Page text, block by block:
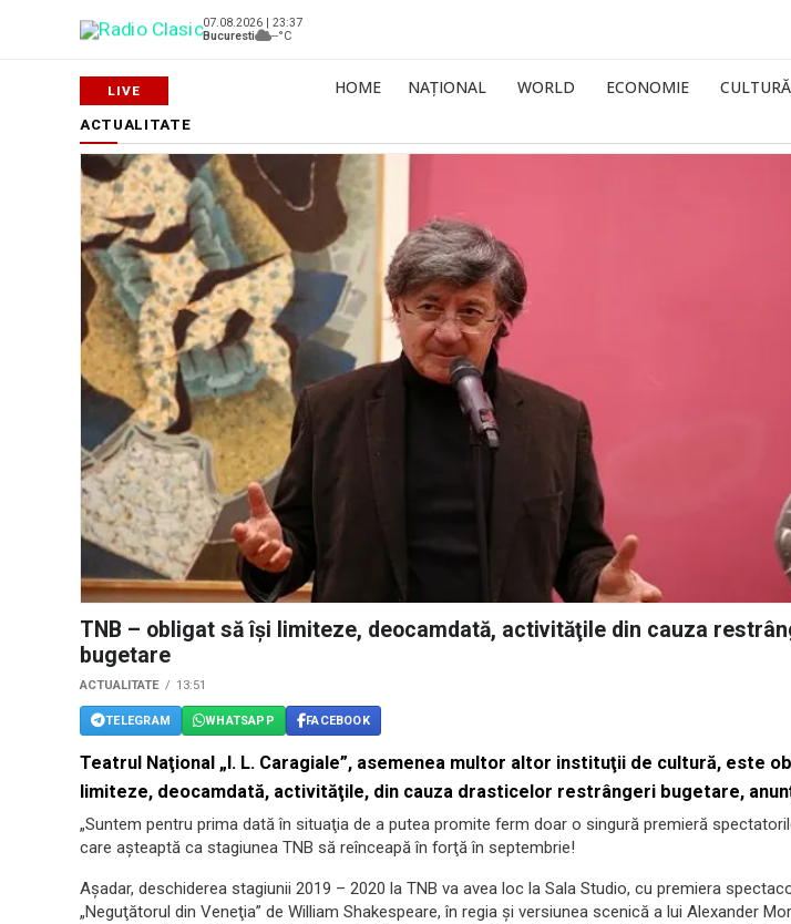
07.08.2026 | 23:37
Bucuresti
--°C
HOME NAȚIONAL WORLD ECONOMIE CULTURĂ
ACTUALITATE
TNB – obligat să îşi limiteze, deocamdată, activităţile din cauza
bugetare
ACTUALITATE 13:51
TELEGRAM WHATSAPP FACEBOOK
Teatrul Naţional „I. L. Caragiale”, asemenea multor altor instituţii de cultură, este
limiteze, deocamdată, activităţile, din cauza drasticelor restrângeri bugetare,
„Suntem pentru prima dată în situaţia de a putea promite ferm doar o singură premieră
care aşteaptă ca stagiunea TNB să reînceapă în forţă în septembrie!
Aşadar, deschiderea stagiunii 2019 – 2020 la TNB va avea loc la Sala Studio, cu premiera
„Neguţătorul din Veneţia” de William Shakespeare, în regia şi versiunea scenică a lui Alexander